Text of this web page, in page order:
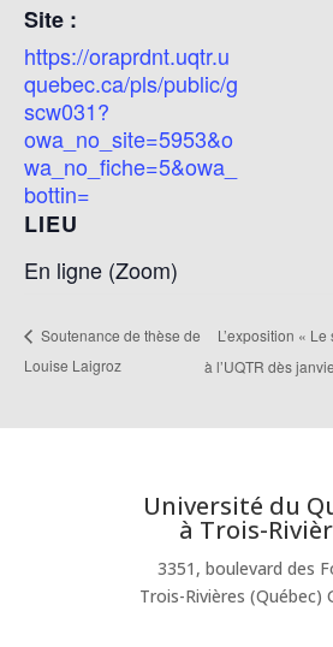
Site :
https://oraprdnt.uqtr.u
quebec.ca/pls/public/g
scw031?
owa_no_site=5953&o
wa_no_fiche=5&owa_
bottin=
LIEU
En ligne (Zoom)
Soutenance de thèse de
Louise Laigroz
L’exposition «
à l’UQTR dès
Université du
à Trois-
3351, boulevard des
Trois-Rivières (Québec)